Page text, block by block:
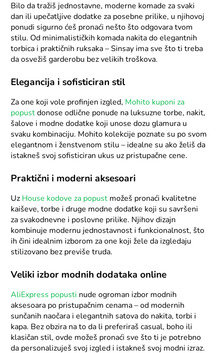
Bilo da tražiš jednostavne, moderne komade za svaki
dan ili upečatljive dodatke za posebne prilike, u njihovoj
ponudi sigurno ćeš pronaći nešto što odgovara tvom
stilu. Od minimalističkih komada nakita do elegantnih
torbica i praktičnih ruksaka – Sinsay ima sve što ti treba
da osvežiš garderobu bez velikih troškova.
Elegancija i sofisticiran stil
Za one koji vole profinjen izgled, Mohito kuponi za
popust donose odlične ponude na luksuzne torbe, nakit,
šalove i modne dodatke koji unose dozu glamura u
svaku kombinaciju. Mohito kolekcije poznate su po svom
elegantnom i ženstvenom stilu – idealne su ako želiš da
istakneš svoj sofisticiran ukus uz pristupačne cene.
Praktični i moderni aksesoari
Uz House kodove za popust možeš pronaći kvalitetne
kaiševe, torbe i druge modne dodatke koji su savršeni
za svakodnevne i poslovne prilike. Njihov dizajn
kombinuje modernu jednostavnost i funkcionalnost, što
ih čini idealnim izborom za one koji žele da izgledaju
stilizovano bez previše truda.
Veliki izbor modnih dodataka online
AliExpress popusti nude ogroman izbor modnih
aksesoara po pristupačnim cenama – od modernih
sunčanih naočara i elegantnih satova do nakita, torbi i
kapa. Bez obzira na to da li preferiraš casual, boho ili
klasičan stil, ovde možeš pronaći sve što ti je potrebno
da personalizuješ svoj izgled i istakneš svoj modni izraz.